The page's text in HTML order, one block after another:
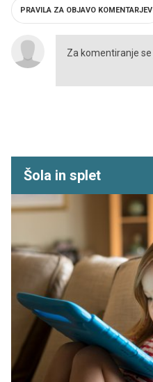
PRAVILA ZA OBJAVO KOMENTARJEV
Šola in splet